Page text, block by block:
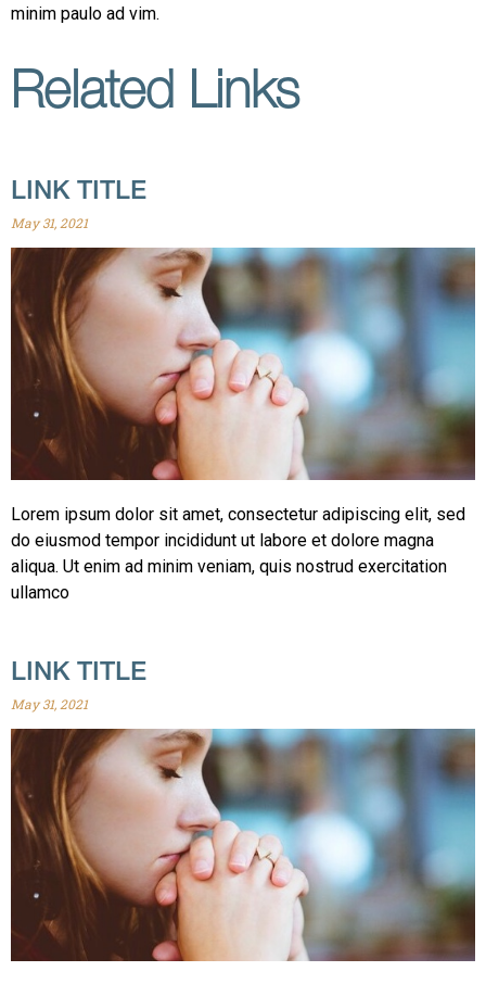
minim paulo ad vim.
Related Links
LINK TITLE
May 31, 2021
Lorem ipsum dolor sit amet, consectetur adipiscing elit, sed
do eiusmod tempor incididunt ut labore et dolore magna
aliqua. Ut enim ad minim veniam, quis nostrud exercitation
ullamco
LINK TITLE
May 31, 2021